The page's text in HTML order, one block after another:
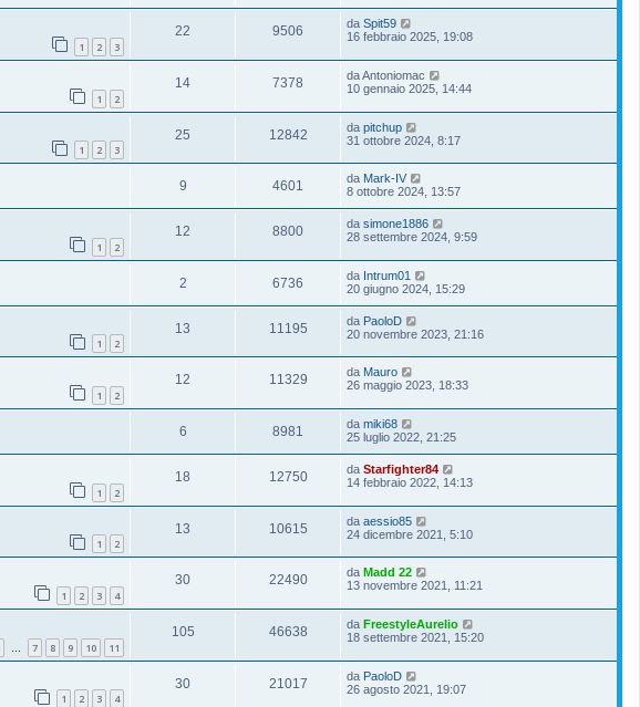
1 2 3
22 9506 da Spit59
16 febbraio 2025, 19:08
1 2
14 7378 daAntoniomac
10 gennaio 2025, 14:44
1 2 3
25 12842 da pitchup
31 ottobre 2024, 8:17
9 4601 da Mark-IV
8 ottobre 2024, 13:57
1 2
12 8800 da simone1886
28 settembre 2024, 9:59
2 6736 da Intrum01
20 giugno 2024, 15:29
1 2
13 11195 da PaoloD
20 novembre 2023, 21:16
1 2
12 11329 da Mauro
26 maggio 2023, 18:33
6 8981 da miki68
25 luglio 2022, 21:25
1 2
18 12750 da Starfighter84
14 febbraio 2022, 14:13
1 2
13 10615 da aessio85
24 dicembre 2021, 5:10
1 2 3 4
30 22490 da Madd 22
13 novembre 2021, 11:21
… 7 8 9 10 11
105 46638 da FreestyleAurelio
18 settembre 2021, 15:20
1 2 3 4
30 21017 da PaoloD
26 agosto 2021, 19:07